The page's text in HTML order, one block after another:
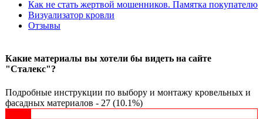
Как не стать жертвой мошенников. Памятка покупателю
Визуализатор кровли
Отзывы
Какие материалы вы хотели бы видеть на сайте
"Сталекс"?
Подробные инструкции по выбору и монтажу кровельных и
фасадных материалов - 27 (10.1%)